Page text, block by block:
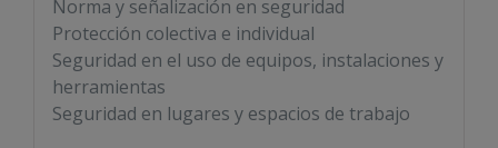
Norma y señalización en seguridad
Protección colectiva e individual
Seguridad en el uso de equipos, instalaciones y
herramientas
Seguridad en lugares y espacios de trabajo